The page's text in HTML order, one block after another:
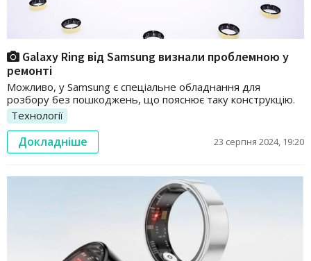
Galaxy Ring від Samsung визнали проблемною у
ремонті
Можливо, у Samsung є спеціальне обладнання для
розбору без пошкоджень, що пояснює таку конструкцію.
Технології
Докладніше 23 серпня 2024, 19:20